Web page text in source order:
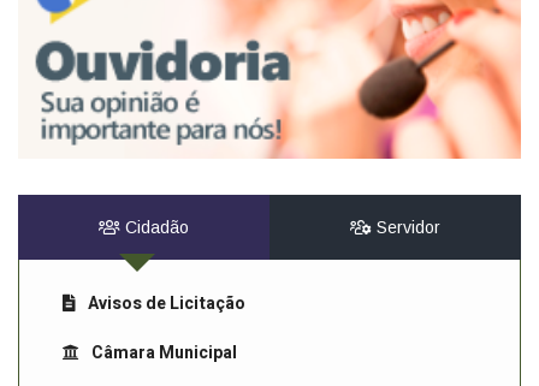
Cidadão Servidor
Avisos de Licitação
Câmara Municipal